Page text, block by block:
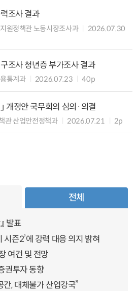
조사 결과
원정책관 노동시장조사과
2026.07.30
조사 청년층 부가조사 결과
통계과 2026.07.23 40p
개정안 국무회의 심의·의결
관 산업안전정책과 2026.07.21 2p
전체
발표
시즌2’에 강력 대응 의지 밝혀
여건 및 전망
권투자 동향
, 대체불가 산업강국”